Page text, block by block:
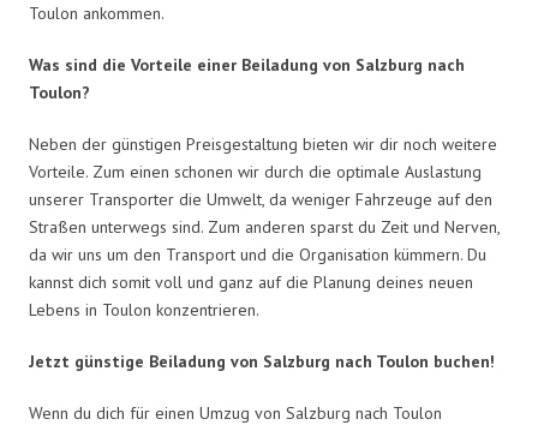
Toulon ankommen.
Was sind die Vorteile einer Beiladung von Salzburg nach
Toulon?
Neben der günstigen Preisgestaltung bieten wir dir noch weitere
Vorteile. Zum einen schonen wir durch die optimale Auslastung
unserer Transporter die Umwelt, da weniger Fahrzeuge auf den
Straßen unterwegs sind. Zum anderen sparst du Zeit und Nerven,
da wir uns um den Transport und die Organisation kümmern. Du
kannst dich somit voll und ganz auf die Planung deines neuen
Lebens in Toulon konzentrieren.
Jetzt günstige Beiladung von Salzburg nach Toulon buchen!
Wenn du dich für einen Umzug von Salzburg nach Toulon